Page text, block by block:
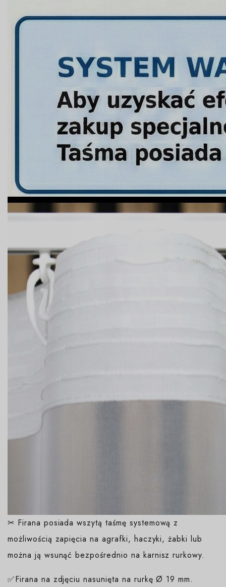
✂ Firana posiada wszytą taśmę systemową z
możliwością zapięcia na agrafki, haczyki, żabki lub
można ją wsunąć bezpośrednio na karnisz rurkowy.
✅Firana na zdjęciu nasunięta na rurkę Ø 19 mm.